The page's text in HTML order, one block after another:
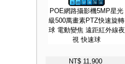
POE網路攝影機5MP星光
級500萬畫素PTZ快速旋轉
球 電動變焦 遠距紅外線夜
視 快速球
NT$ 11,900